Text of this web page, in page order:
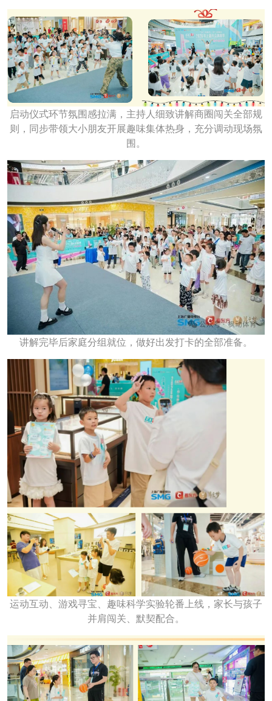
启动仪式环节氛围感拉满，主持人细致讲解商圈闯关全部规
则，同步带领大小朋友开展趣味集体热身，充分调动现场氛
围。
讲解完毕后家庭分组就位，做好出发打卡的全部准备。
运动互动、游戏寻宝、趣味科学实验轮番上线，家长与孩子
并肩闯关、默契配合。